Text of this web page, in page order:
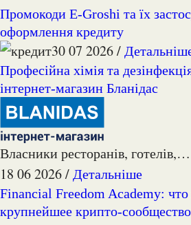
Промокоди E-Groshi та їх застосування під час
оформлення кредиту
30 07 2026 /
Професійна хімія та дезінфекція для бізнесу:
інтернет-магазин Бланідас
Власники ресторанів, готелів,…
18 06 2026 /Детальніше
Financial Freedom Academy: что представляет собой
крупнейшее крипто-